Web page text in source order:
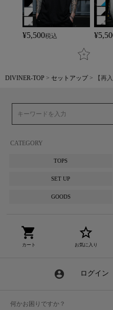
¥5,500税込 ¥
DIVINER-TOP セットアップ 【再
CATEGORY
TOPS
SET UP
GOODS
shopping_cart
カート
star_border
お気に入り
account_circle ログイン
何かお困りですか？